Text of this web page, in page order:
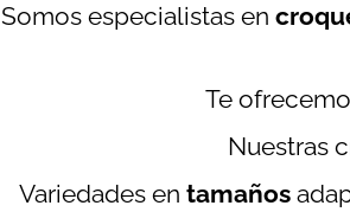
Somos especialistas en
Te
Nuestras
Variedades en tamaños